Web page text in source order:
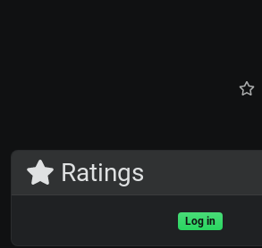
Ratings
Log in